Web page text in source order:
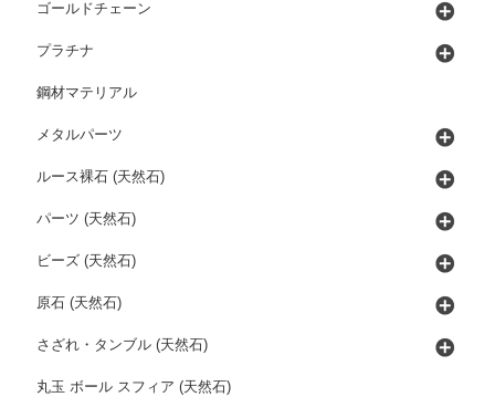
ゴールドチェーン
プラチナ
鋼材マテリアル
メタルパーツ
ルース裸石 (天然石)
パーツ (天然石)
ビーズ (天然石)
原石 (天然石)
さざれ・タンブル (天然石)
丸玉 ボール スフィア (天然石)